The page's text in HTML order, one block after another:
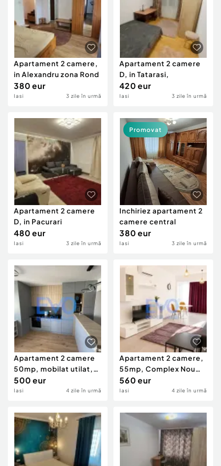
Apartament 2 camere,
in Alexandru zona Rond
380 eur
Iasi 3 zile în urmă
Apartament 2 camere
D, in Tatarasi,
420 eur
Iasi 3 zile în urmă
Apartament 2 camere
D, in Pacurari
480 eur
Iasi 3 zile în urmă
Inchiriez apartament 2
camere central
380 eur
Iasi 3 zile în urmă
Promovat
Apartament 2 camere
50mp, mobilat utilat,
Complex Nou Gara O
500 eur
Iasi 4 zile în urmă
Apartament 2 camere,
55mp, Complex Nou
Gar#259;, Octav Banci
560 eur
Iasi 4 zile în urmă